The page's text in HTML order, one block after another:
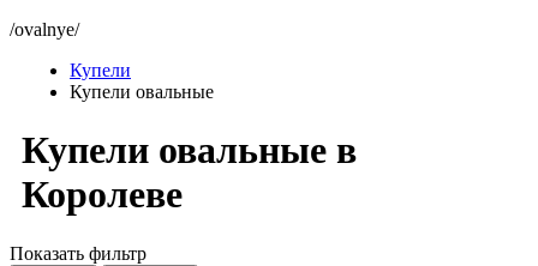
/ovalnye/
Купели
Купели овальные
Купели овальные в
Королеве
Показать фильтр